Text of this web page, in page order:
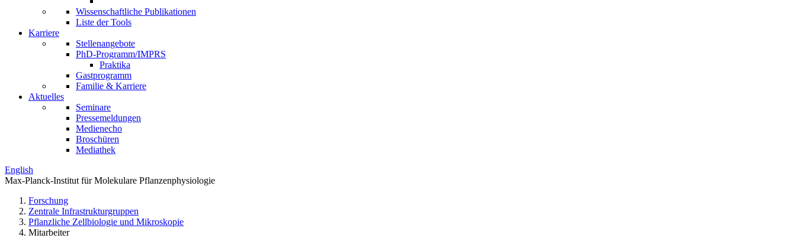
Wissenschaftliche Publikationen
Liste der Tools
Karriere
Stellenangebote
PhD-Programm/IMPRS
Praktika
Gastprogramm
Familie & Karriere
Aktuelles
Seminare
Pressemeldungen
Medienecho
Broschüren
Mediathek
English
Max-Planck-Institut für Molekulare Pflanzenphysiologie
Forschung
Zentrale Infrastrukturgruppen
Pflanzliche Zellbiologie und Mikroskopie
Mitarbeiter